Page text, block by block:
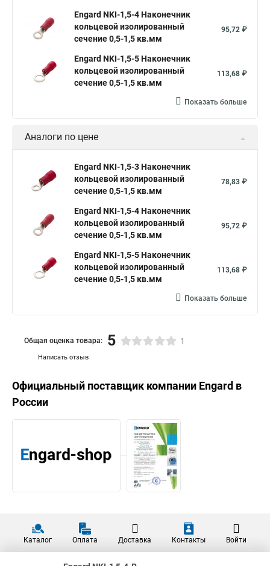
Engard NKI-1,5-4 Наконечник
кольцевой изолированный
сечение 0,5-1,5 кв.мм
95,72 ₽
Engard NKI-1,5-5 Наконечник
кольцевой изолированный
сечение 0,5-1,5 кв.мм
113,68 ₽
Показать больше
Аналоги по цене
Engard NKI-1,5-3 Наконечник
кольцевой изолированный
сечение 0,5-1,5 кв.мм
78,83 ₽
Engard NKI-1,5-4 Наконечник
кольцевой изолированный
сечение 0,5-1,5 кв.мм
95,72 ₽
Engard NKI-1,5-5 Наконечник
кольцевой изолированный
сечение 0,5-1,5 кв.мм
113,68 ₽
Показать больше
Написать отзыв
Общая оценка товара: 5 1
Официальный поставщик компании Engard в
России
Каталог Оплата Доставка Контакты Войти